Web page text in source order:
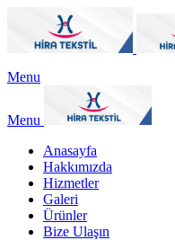
Menu
Menu
Anasayfa
Hakkımızda
Hizmetler
Galeri
Ürünler
Bize Ulaşın